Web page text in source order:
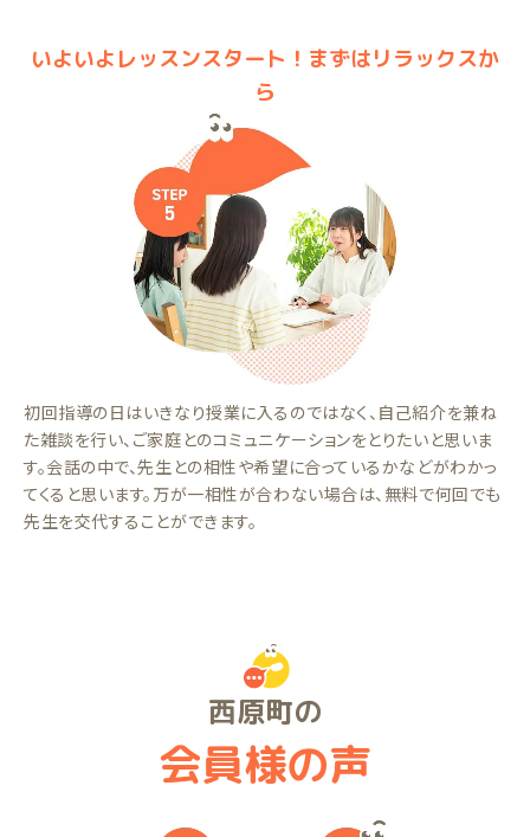
いよいよレッスンスタート！まずはリラックスか
ら
初回指導の日はいきなり授業に入るのではなく、自己紹介を兼ね
た雑談を行い、ご家庭とのコミュニケーションをとりたいと思いま
す。会話の中で、先生との相性や希望に合っているかなどがわかっ
てくると思います。万が一相性が合わない場合は、無料で何回でも
先生を交代することができます。
西原町の
会員様の声